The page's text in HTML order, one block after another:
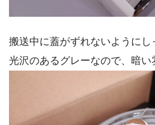
搬送中に蓋がずれないようにし
光沢のあるグレーなので、暗い